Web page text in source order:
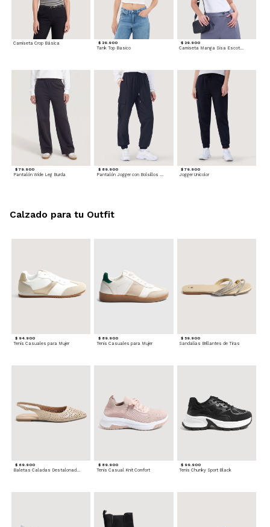
Camiseta Crop Básica $ 29.900
Tank Top Basico
$ 29.900
Camiseta Manga Sisa Escotada
$ 79.900
Pantalón Wide Leg Burda
$ 89.900
Pantalón Jogger con Bolsillos Cargo
$ 79.900
Jogger Unicolor
$ 94.900
Tenis Casuales para Mujer
$ 89.900
Tenis Casuales para Mujer
$ 59.900
Sandalias Brillantes de Tiras
$ 69.900
Baletas Caladas Destalonadas
$ 89.900
Tenis Casual Knit Comfort
$ 99.900
Tenis Chunky Sport Black
Calzado para tu Outfit